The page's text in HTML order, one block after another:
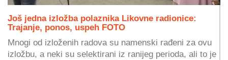
Još jedna izložba polaznika Likovne radionice:
Trajanje, ponos, uspeh FOTO
Mnogi od izloženih radova su namenski rađeni za ovu
izložbu, a neki su selektirani iz ranijeg perioda, ali to je